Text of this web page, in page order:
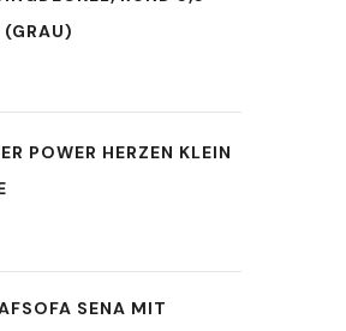
(GRAU)
POWER HERZEN KLEIN
SENA MIT